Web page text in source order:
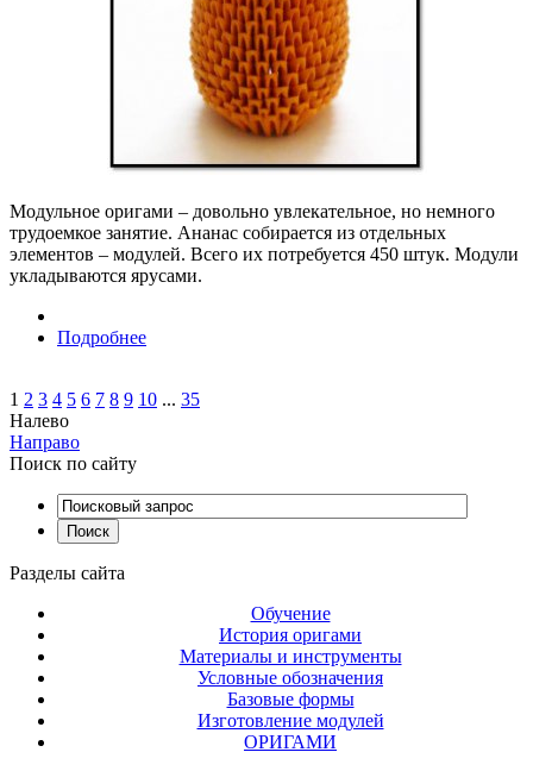
Модульное оригами – довольно увлекательное, но немного
трудоемкое занятие. Ананас собирается из отдельных
элементов – модулей. Всего их потребуется 450 штук. Модули
укладываются ярусами.
Подробнее
1 2 3 4 5 6 7 8 9 10 ... 35
Налево
Направо
Поиск по сайту
Разделы сайта
Обучение
История оригами
Материалы и инструменты
Условные обозначения
Базовые формы
Изготовление модулей
ОРИГАМИ